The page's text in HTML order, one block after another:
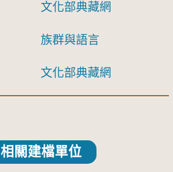
文化部典藏網
族群與語言
文化部典藏網
相關建檔單位